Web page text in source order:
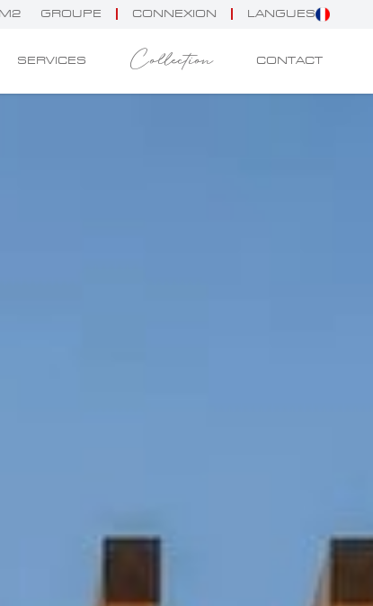
GROUPE CONNEXION LANGUES
SERVICES Collection CONTACT